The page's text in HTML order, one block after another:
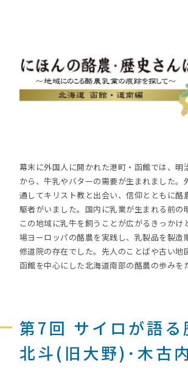
幕末に外国人に開かれた港町・函館では、明
から、牛乳やバターの需要が生まれました。
通してキリスト教と出会い、信仰とともに酪
駆者がいました。国内に乳業が生まれる前の
この地域に乳牛を飼うことが広がるきっかけ
場ヨーロッパの酪農を実践し、乳製品を製造
修道院の存在でした。先人のことばや古い地
函館を中心にした北海道南部の酪農の歩みを
第7回 サイロが語る
北斗(旧大野)･木古